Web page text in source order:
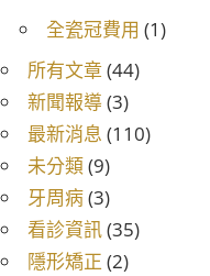
全瓷冠費用 (1)
所有文章(44)
新聞報導(3)
最新消息 (110)
未分類(9)
牙周病(3)
看診資訊(35)
隱形矯正 (2)